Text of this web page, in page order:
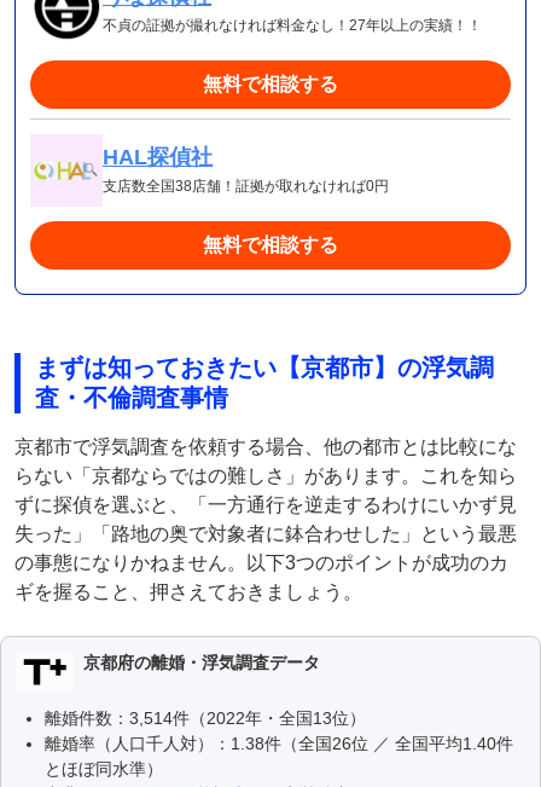
不貞の証拠が撮れなければ料金なし！27年以上の実績！！
無料で相談する
HAL探偵社
支店数全国38店舗！証拠が取れなければ0円
無料で相談する
まずは知っておきたい【京都市】の浮気調
査・不倫調査事情
京都市で浮気調査を依頼する場合、他の都市とは比較にな
らない「京都ならではの難しさ」があります。これを知ら
ずに探偵を選ぶと、「一方通行を逆走するわけにいかず見
失った」「路地の奥で対象者に鉢合わせした」という最悪
の事態になりかねません。以下3つのポイントが成功のカ
ギを握ること、押さえておきましょう。
京都府の離婚・浮気調査データ
離婚件数：3,514件（2022年・全国13位）
離婚率（人口千人対）：1.38件（全国26位 ／ 全国平均1.40件
とほぼ同水準）